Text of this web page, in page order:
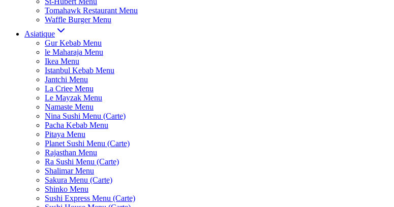
Tomahawk Restaurant Menu
Waffle Burger Menu
Asiatique
Gur Kebab Menu
le Maharaja Menu
Ikea Menu
Istanbul Kebab Menu
Jantchi Menu
La Criee Menu
Le Mayzak Menu
Namaste Menu
Nina Sushi Menu (Carte)
Pacha Kebab Menu
Pitaya Menu
Planet Sushi Menu (Carte)
Rajasthan Menu
Ra Sushi Menu (Carte)
Shalimar Menu
Sakura Menu (Carte)
Shinko Menu
Sushi Express Menu (Carte)